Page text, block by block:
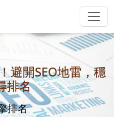
避開SEO地雷，穩
排名
排名